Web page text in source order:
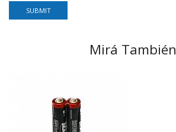
Mirá También